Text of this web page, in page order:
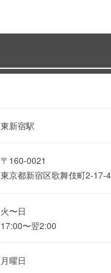
東新宿駅
〒160-0021
東京都新宿区歌舞伎町2-17-
火〜日
17:00〜翌2:00
月曜日